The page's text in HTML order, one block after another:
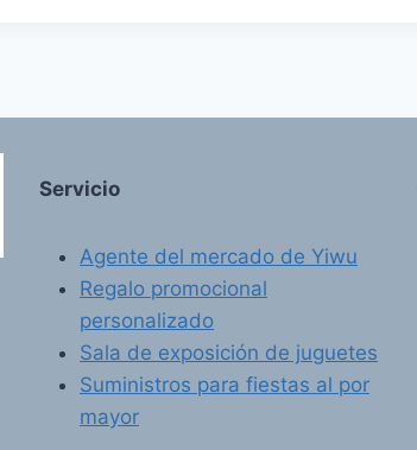
Servicio
Agente del mercado de Yiwu
Regalo promocional
personalizado
Sala de exposición de juguetes
Suministros para fiestas al por
mayor